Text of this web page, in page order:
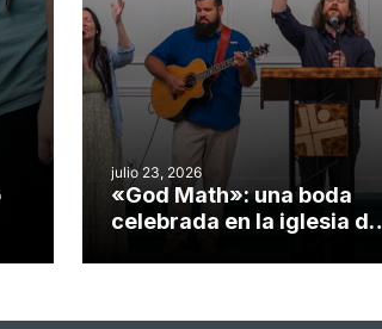
julio 23, 2026
«God Math»: una boda
celebrada en la iglesia de